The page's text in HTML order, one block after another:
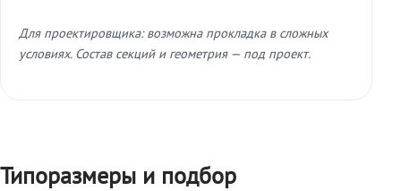
Для проектировщика: возможна прокладка в сложных
условиях. Состав секций и геометрия — под проект.
Типоразмеры и подбор